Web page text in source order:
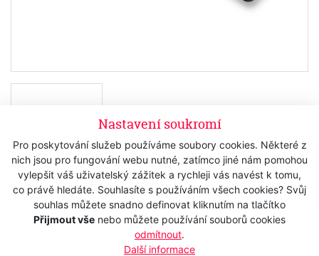
Nastavení soukromí
Pro poskytování služeb používáme soubory cookies. Některé z
nich jsou pro fungování webu nutné, zatímco jiné nám pomohou
vylepšit váš uživatelský zážitek a rychleji vás navést k tomu,
co právě hledáte. Souhlasíte s používáním všech cookies? Svůj
souhlas můžete snadno definovat kliknutím na tlačítko
Přijmout vše nebo můžete používání souborů cookies
odmítnout.
Další informace
Skladem
130 Kč s DPH